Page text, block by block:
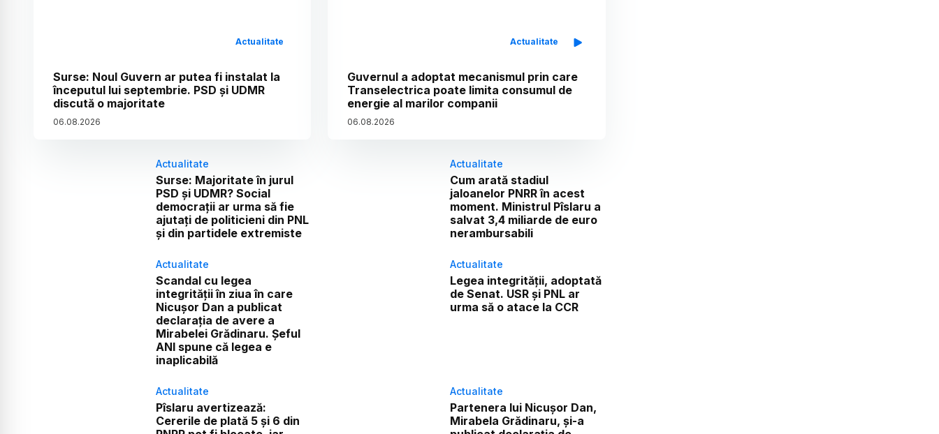
Actualitate
Surse: Noul Guvern ar putea fi instalat la
începutul lui septembrie. PSD și UDMR
discută o majoritate
06.08.2026
Actualitate
Guvernul a adoptat mecanismul prin care
Transelectrica poate limita consumul de
energie al marilor companii
06.08.2026
Actualitate
Surse: Majoritate în jurul
PSD și UDMR? Social
democrații ar urma să fie
ajutați de politicieni din PNL
și din partidele extremiste
Actualitate
Cum arată stadiul
jaloanelor PNRR în acest
moment. Ministrul Pîslaru a
salvat 3,4 miliarde de euro
nerambursabili
Actualitate
Scandal cu legea
integrității în ziua în care
Nicușor Dan a publicat
declarația de avere a
Mirabelei Grădinaru. Șeful
ANI spune că legea e
inaplicabilă
Actualitate
Legea integrității, adoptată
de Senat. USR și PNL ar
urma să o atace la CCR
Actualitate
Pîslaru avertizează:
Cererile de plată 5 și 6 din
Actualitate
Partenera lui Nicușor Dan,
Mirabela Grădinaru, și-a